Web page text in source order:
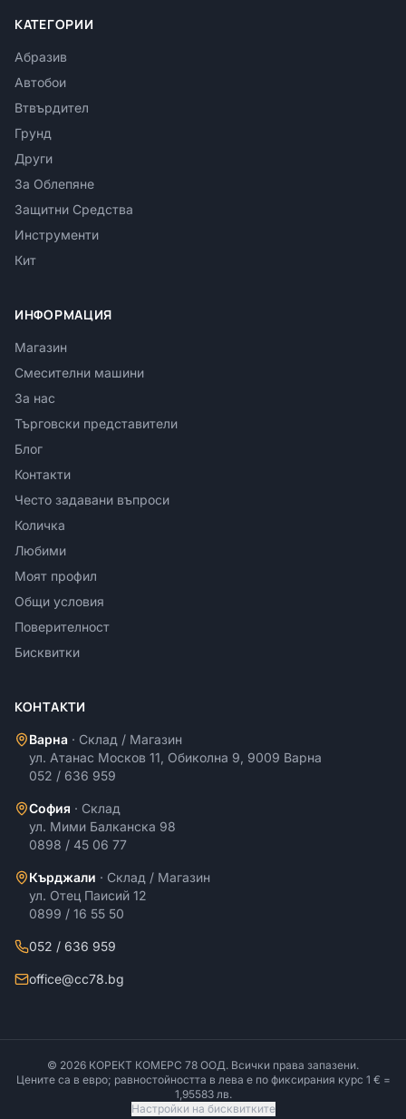
КАТЕГОРИИ
Абразив
Автобои
Втвърдител
Грунд
Други
За Облепяне
Защитни Средства
Инструменти
Кит
ИНФОРМАЦИЯ
Магазин
Смесителни машини
За нас
Търговски представители
Блог
Контакти
Често задавани въпроси
Количка
Любими
Моят профил
Общи условия
Поверителност
Бисквитки
КОНТАКТИ
Варна · Склад / Магазин
ул. Атанас Москов 11, Обиколна 9, 9009 Варна
052 / 636 959
София · Склад
ул. Мими Балканска 98
0898 / 45 06 77
Кърджали · Склад / Магазин
ул. Отец Паисий 12
0899 / 16 55 50
052 / 636 959
office@cc78.bg
© 2026 КОРЕКТ КОМЕРС 78 ООД. Всички права запазени.
Цените са в евро; равностойността в лева е по фиксирания курс 1 € =
1,95583 лв.
Настройки на бисквитките